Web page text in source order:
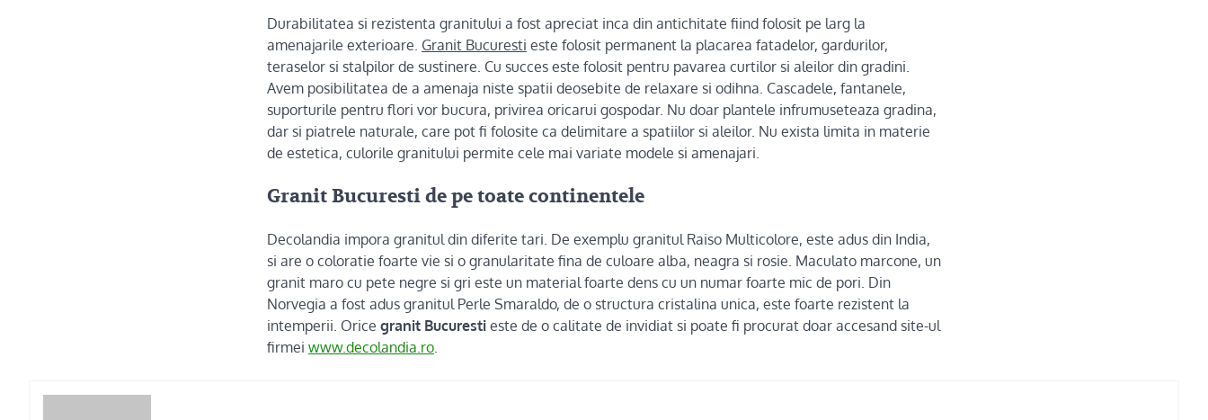
Durabilitatea si rezistenta granitului a fost apreciat inca din antichitate fiind folosit pe larg la
amenajarile exterioare. Granit Bucuresti este folosit permanent la placarea fatadelor, gardurilor,
teraselor si stalpilor de sustinere. Cu succes este folosit pentru pavarea curtilor si aleilor din gradini.
Avem posibilitatea de a amenaja niste spatii deosebite de relaxare si odihna. Cascadele, fantanele,
suporturile pentru flori vor bucura, privirea oricarui gospodar. Nu doar plantele infrumuseteaza gradina,
dar si piatrele naturale, care pot fi folosite ca delimitare a spatiilor si aleilor. Nu exista limita in materie
de estetica, culorile granitului permite cele mai variate modele si amenajari.
Granit Bucuresti de pe toate continentele
Decolandia impora granitul din diferite tari. De exemplu granitul Raiso Multicolore, este adus din India,
si are o coloratie foarte vie si o granularitate fina de culoare alba, neagra si rosie. Maculato marcone, un
granit maro cu pete negre si gri este un material foarte dens cu un numar foarte mic de pori. Din
Norvegia a fost adus granitul Perle Smaraldo, de o structura cristalina unica, este foarte rezistent la
intemperii. Orice granit Bucuresti este de o calitate de invidiat si poate fi procurat doar accesand site-ul
firmei www.decolandia.ro.